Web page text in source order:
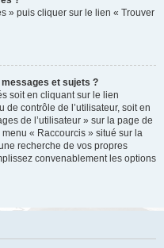
» puis cliquer sur le lien « Trouver
et sujets ?
soit en cliquant sur le lien
contrôle de l’utilisateur, soit en
de l’utilisateur » sur la page de
« Raccourcis » situé sur la
recherche de vos propres
convenablement les options